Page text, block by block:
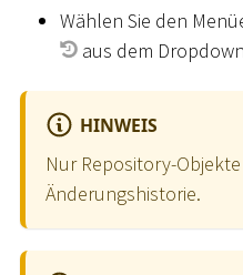
Wählen Sie den
aus dem
HINWEIS
Nur Repository-
Änderungshistorie.